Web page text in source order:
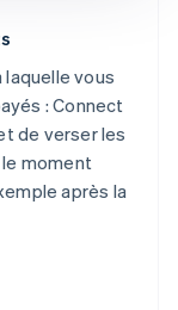
vous
: Connect
de verser les
moment
après la